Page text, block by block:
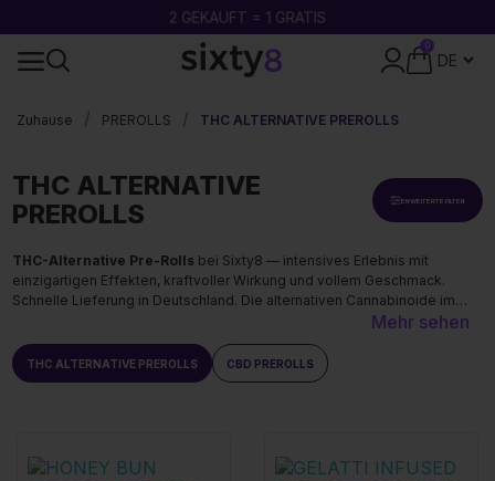
2 GEKAUFT = 1 GRATIS
0
Zuhause
PREROLLS THC ALTERNATIVE PREROLLS
THC ALTERNATIVE
PREROLLS
ERWEITERTE FILTER
THC-Alternative Pre-Rolls bei Sixty8 — intensives Erlebnis mit
einzigartigen Effekten, kraftvoller Wirkung und vollem Geschmack.
Schnelle Lieferung in Deutschland. Die alternativen Cannabinoide im
klassischen Joint-Format — für Konsumenten, die die Verbrennung
bewusst der Vape vorziehen. Sofort einsatzbereit, ohne Kompromiss
bei der Intensität.
Mehr sehen
CBD PREROLLS
THC ALTERNATIVE PREROLLS